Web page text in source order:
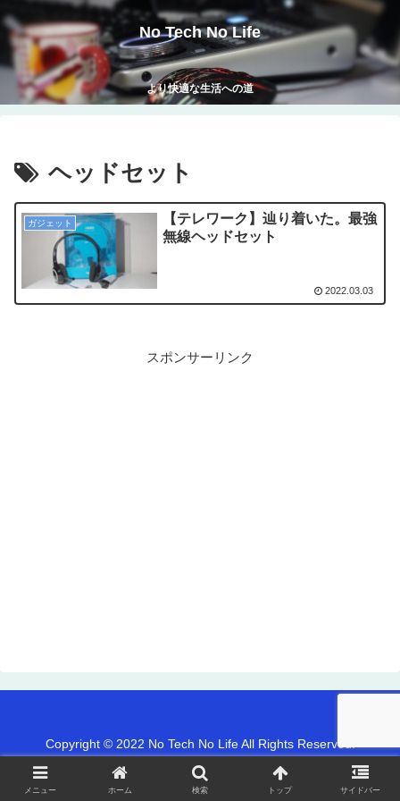
No Tech No Life
より快適な生活への道
ヘッドセット
ガジェット
【テレワーク】辿り着いた。最強
無線ヘッドセット
2022.03.03
スポンサーリンク
Copyright © 2022 No Tech No Life All Rights Reserved.
メニュー ホーム 検索 トップ サイドバー